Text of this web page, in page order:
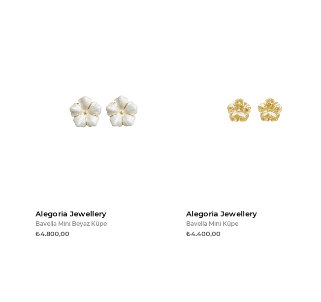
Alegoria Jewellery
Bavella Mini Beyaz Küpe
₺4.800,00
Alegoria Jewellery
Bavella Mini Küpe
₺4.400,00